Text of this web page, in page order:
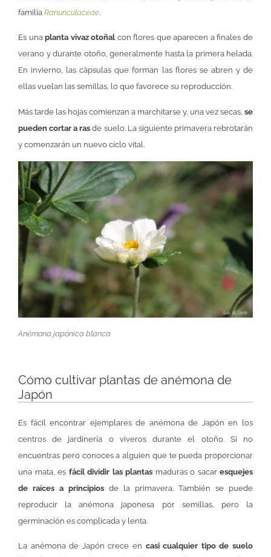
familia Ranunculaceae.
Es unaplanta vivaz otoñal con flores que aparecen a finales de
verano y durante otoño, generalmente hasta la primera helada.
En invierno, las cápsulas que forman las flores se abren y de
ellas vuelan las semillas, lo que favorece su reproducción.
Más tarde las hojas comienzan a marchitarse y, una vez secas, se
pueden cortar a ras de suelo. La siguiente primavera rebrotarán
y comenzarán un nuevo ciclo vital.
Anémona japónica blanca
Cómo cultivar plantas de anémona de
Japón
Es fácil encontrar ejemplares de anémona de Japón en los
centros de jardinería o viveros durante el otoño. Si no
encuentras pero conoces a alguien que te pueda proporcionar
una mata, es fácil dividir las plantas maduras o sacar esquejes
de raíces a principios de la primavera. También se puede
reproducir la anémona japonesa por semillas, pero la
germinación es complicada y lenta.
La anémona de Japón crece en casi cualquier tipo de suelo